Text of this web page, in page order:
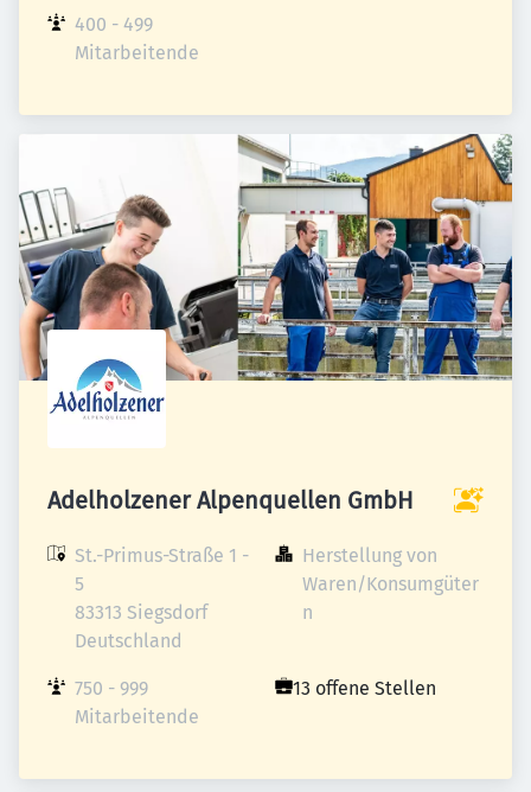
400 - 499
Mitarbeitende
Adelholzener Alpenquellen GmbH
St.-Primus-Straße 1 -
5
83313 Siegsdorf
Deutschland
Herstellung von
Waren/Konsumgüter
n
750 - 999
Mitarbeitende
13 offene Stellen